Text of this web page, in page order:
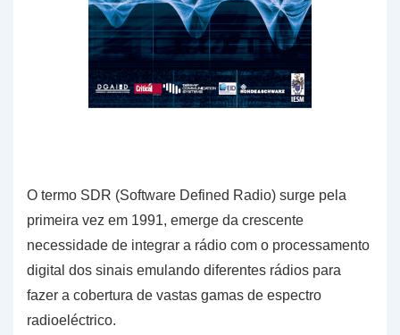
O termo SDR (Software Defined Radio) surge pela
primeira vez em 1991, emerge da crescente
necessidade de integrar a rádio com o processamento
digital dos sinais emulando diferentes rádios para
fazer a cobertura de vastas gamas de espectro
radioeléctrico.